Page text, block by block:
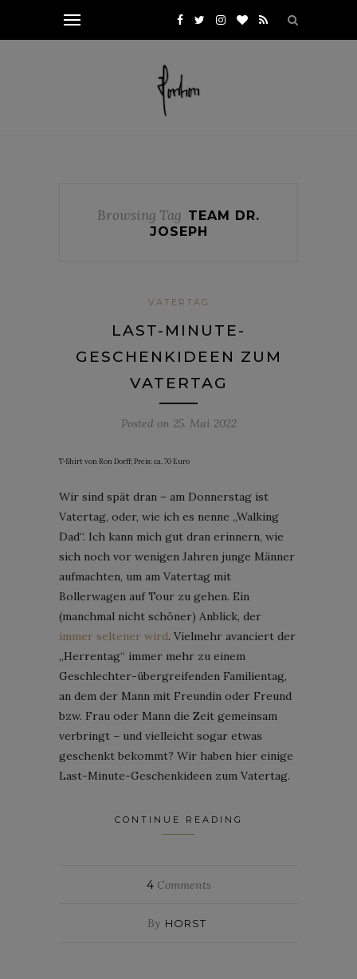
Browsing Tag TEAM DR.
JOSEPH
VATERTAG
LAST-MINUTE-
GESCHENKIDEEN ZUM
VATERTAG
Posted on 25. Mai 2022
T-Shirt von Ron Dorff; Preis: ca. 70 Euro
Wir sind spät dran – am Donnerstag ist
Vatertag, oder, wie ich es nenne „Walking
Dad“. Ich kann mich gut dran erinnern, wie
sich noch vor wenigen Jahren junge Männer
aufmachten, um am Vatertag mit
Bollerwagen auf Tour zu gehen. Ein
(manchmal nicht schöner) Anblick, der
immer seltener wird. Vielmehr avanciert der
„Herrentag“ immer mehr zu einem
Geschlechter-übergreifenden Familientag,
an dem der Mann mit Freundin oder Freund
bzw. Frau oder Mann die Zeit gemeinsam
verbringt – und vielleicht sogar etwas
geschenkt bekommt? Wir haben hier einige
Last-Minute-Geschenkideen zum Vatertag.
CONTINUE READING
4Comments
By HORST